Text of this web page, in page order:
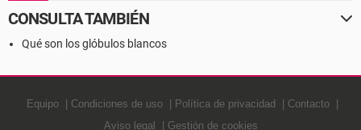
CONSULTA TAMBIÉN
Qué son los glóbulos blancos
Equipo Condiciones de uso Política de privacidad
Contacto
Aviso legal
Gestión de cookies